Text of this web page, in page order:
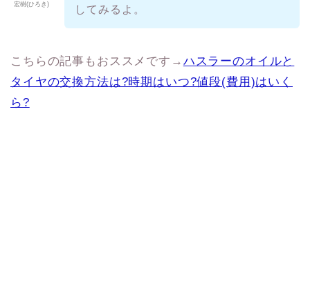
宏樹(ひろき)
してみるよ。
こちらの記事もおススメです→ ハスラーのオイルと
タイヤの交換方法は?時期はいつ?値段(費用)はいく
ら?